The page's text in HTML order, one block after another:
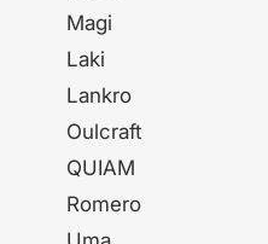
Magi
Laki
Lankro
Oulcraft
QUIAM
Romero